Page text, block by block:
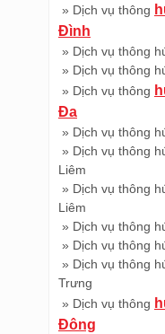
» Dịch vụ thông
Đình
» Dịch vụ thông
» Dịch vụ thông
» Dịch vụ thông
Đa
» Dịch vụ thông
» Dịch vụ thông
Liêm
» Dịch vụ thông
Liêm
» Dịch vụ thông
» Dịch vụ thông
» Dịch vụ thông
Trưng
» Dịch vụ thông
Đông